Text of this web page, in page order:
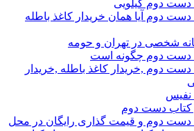
دست دوم کیلویی
دست دوم آیا همان خریدار کاغذ باطله
شخصی در تهران و حومه
دست دوم چگونه است
دست دوم ,خریدار کاغذ باطله ,خریدار
نفیس
کتاب دست دوم
دست دوم و قیمت گذاری رایگان در محل